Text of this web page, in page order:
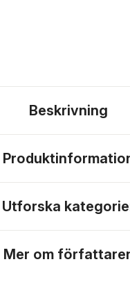
Beskrivning
Utforska
Mer om